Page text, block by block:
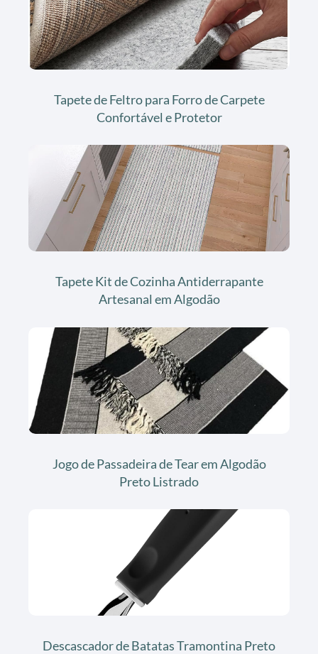
Tapete de Feltro para Forro de Carpete
Confortável e Protetor
Tapete Kit de Cozinha Antiderrapante
Artesanal em Algodão
Jogo de Passadeira de Tear em Algodão
Preto Listrado
Descascador de Batatas Tramontina Preto